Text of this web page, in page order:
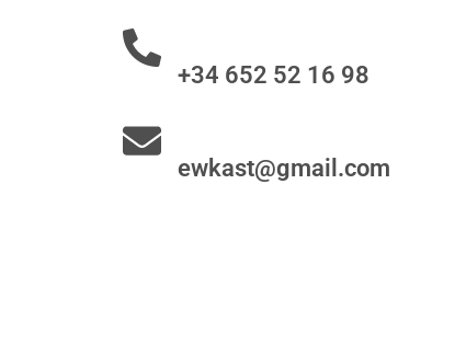
+34 652 52 16 98
ewkast@gmail.com